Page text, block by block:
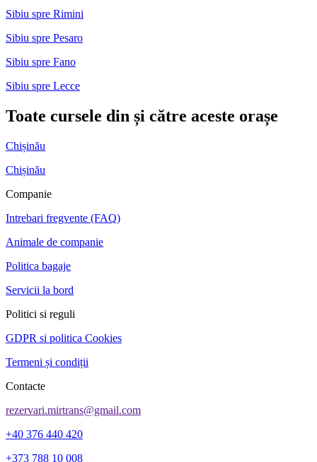
Sibiu spre Rimini
Sibiu spre Pesaro
Sibiu spre Fano
Sibiu spre Lecce
Toate cursele din și către aceste orașe
Chișinău
Chișinău
Companie
Intrebari fregvente (FAQ)
Animale de companie
Politica bagaje
Servicii la bord
Politici si reguli
GDPR si politica Cookies
Termeni și condiții
Contacte
rezervari.mirtrans@gmail.com
+40 376 440 420
+373 788 10 008